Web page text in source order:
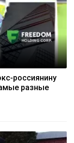
россиянину
разные